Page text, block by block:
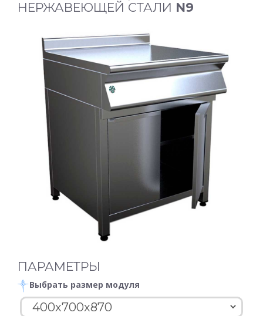
НЕРЖАВЕЮЩЕЙ СТАЛИ N9
ПАРАМЕТРЫ
Выбрать размер модуля